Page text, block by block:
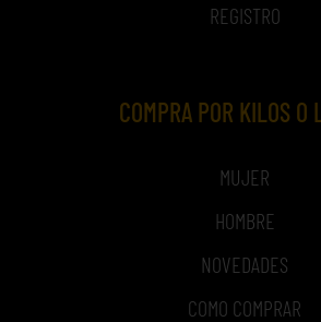
REGISTRO
COMPRA POR KILOS O
MUJER
HOMBRE
NOVEDADES
COMO COMPRAR